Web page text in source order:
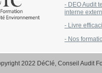
- DEO Audit
interne
- Livre
- Nos
2022 DéClé, Conseil Audit